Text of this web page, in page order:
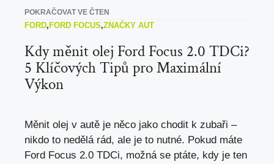
POKRAČOVAT VE ČTEN
FORD, FORD FOCUS,ZNAČKY AUT
Kdy měnit olej Ford Focus 2.0 TDCi?
5 Klíčových Tipů pro Maximální
Výkon
Měnit olej v autě je něco jako chodit k zubaři –
nikdo to nedělá rád, ale je to nutné. Pokud máte
Ford Focus 2.0 TDCi, možná se ptáte, kdy je ten